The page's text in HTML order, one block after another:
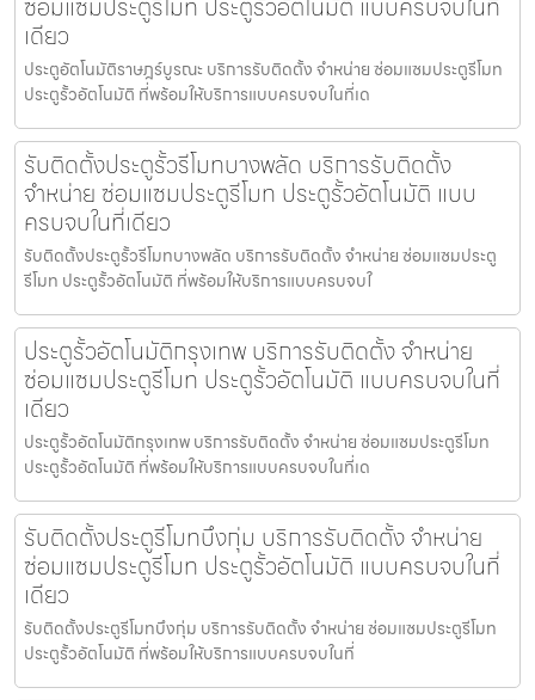
เดียว
ประตูอัตโนมัติราษฎร์บูรณะ บริการรับติดตั้ง จำหน่าย ซ่อมแซมประตูรีโมท
ประตูรั้วอัตโนมัติ ที่พร้อมให้บริการแบบครบจบในที่เด
รับติดตั้งประตูรั้วรีโมทบางพลัด บริการรับติดตั้ง
จำหน่าย ซ่อมแซมประตูรีโมท ประตูรั้วอัตโนมัติ แบบ
ครบจบในที่เดียว
รับติดตั้งประตูรั้วรีโมทบางพลัด บริการรับติดตั้ง จำหน่าย ซ่อมแซมประตู
รีโมท ประตูรั้วอัตโนมัติ ที่พร้อมให้บริการแบบครบจบใ
ประตูรั้วอัตโนมัติกรุงเทพ บริการรับติดตั้ง จำหน่าย
ซ่อมแซมประตูรีโมท ประตูรั้วอัตโนมัติ แบบครบจบในที่
เดียว
ประตูรั้วอัตโนมัติกรุงเทพ บริการรับติดตั้ง จำหน่าย ซ่อมแซมประตูรีโมท
ประตูรั้วอัตโนมัติ ที่พร้อมให้บริการแบบครบจบในที่เด
รับติดตั้งประตูรีโมทบึงกุ่ม บริการรับติดตั้ง จำหน่าย
ซ่อมแซมประตูรีโมท ประตูรั้วอัตโนมัติ แบบครบจบในที่
เดียว
รับติดตั้งประตูรีโมทบึงกุ่ม บริการรับติดตั้ง จำหน่าย ซ่อมแซมประตูรีโมท
ประตูรั้วอัตโนมัติ ที่พร้อมให้บริการแบบครบจบในที่